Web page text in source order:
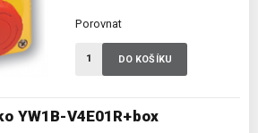
YW1B-V4E01R+box
Porovnat
DO KOŠÍKU